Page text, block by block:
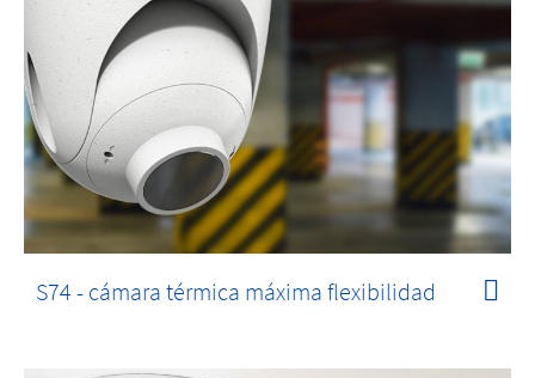
S74 - cámara térmica máxima flexibilidad